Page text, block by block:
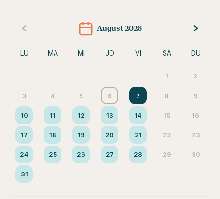
August 2026
LU MA MI JO VI SÂ DU
1 2
3 4 5 6 7 8 9
10 11 12 13 14 15 16
17 18 19 20 21 22 23
24 25 26 27 28 29 30
31